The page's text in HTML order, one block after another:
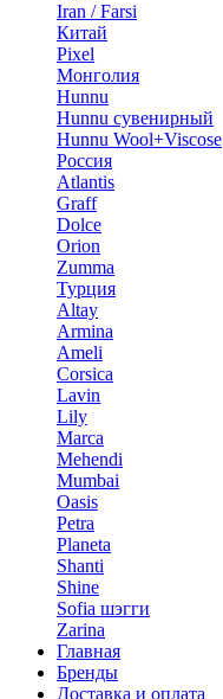
Iran / Farsi
Китай
Pixel
Монголия
Hunnu
Hunnu сувенирный
Hunnu Wool+Viscose
Россия
Atlantis
Graff
Dolce
Orion
Zumma
Турция
Altay
Armina
Ameli
Corsica
Lavin
Lily
Marca
Mehendi
Mumbai
Oasis
Petra
Planeta
Shanti
Shine
Sofia шэгги
Zarina
Главная
Бренды
Доставка и оплата